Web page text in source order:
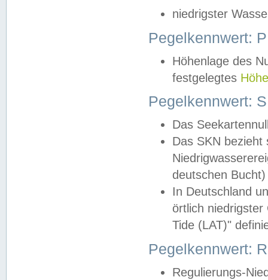
niedrigster
Pegelkennwert:
Höhenlage des
festgelegtes
Pegelkennwert:
Das
Das SKN
deutschen
In Deutschland
örtlich
Tide (LAT)"
Pegelkennwert:
Regulierungs-